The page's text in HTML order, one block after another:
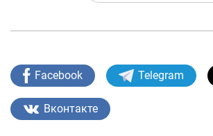
Facebook Telegram
Вконтакте